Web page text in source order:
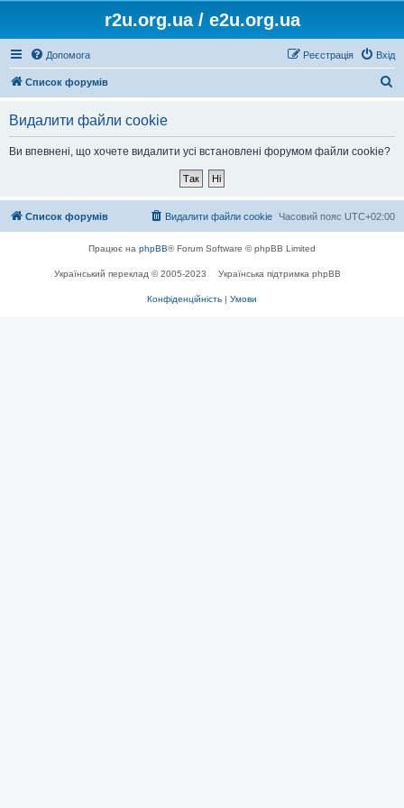
r2u.org.ua / e2u.org.ua
Допомога Вхід
Реєстрація
Список форумів
Видалити файли cookie
Ви впевнені, що хочете видалити усі встановлені форумом файли cookie?
Список форумів Часовий пояс UTC+02:00
Видалити файли cookie
Працює на phpBB® Forum Software © phpBB Limited
Український переклад © 2005-2023 Українська підтримка phpBB
Конфіденційність | Умови